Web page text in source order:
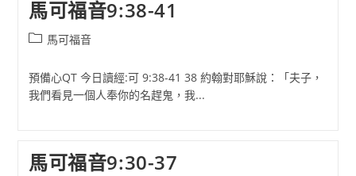
馬可福音9:38-41
Post馬可福音
預備心QT 今日讀經:可 9:38-41 38 約翰對耶穌說：「夫子，
我們看見一個人奉你的名趕鬼，我...
馬可福音9:30-37